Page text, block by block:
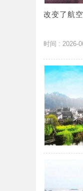
改变了航
时间 : 2026-